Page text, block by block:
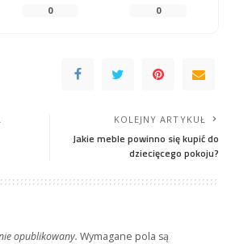
0 0
KOLEJNY ARTYKUŁ
Jakie meble powinno się kupić do
dziecięcego pokoju?
opublikowany. Wymagane pola są